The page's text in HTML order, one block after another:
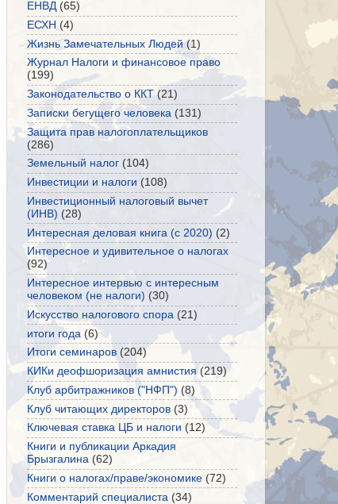
ЕНВД (65)
ЕСХН (4)
Жизнь Замечательных Людей (1)
Журнал Налоги и финансовое право
(199)
Законодательство о ККТ (21)
Записки бегущего человека (131)
Защита прав налогоплательщиков
(286)
Земельный налог (104)
Инвестиции и налоги (108)
Инвестиционный налоговый вычет
(ИНВ) (28)
Интересная деловая книга (с 2020) (2)
Интересное и удивительное о налогах
(92)
Интересное интервью с интересным
человеком (не налоги) (30)
Искусство налогового спора (21)
итоги года (6)
Итоги семинаров (204)
КИКи деофшоризация амнистия (219)
Клуб арбитражников ("НФП") (8)
Клуб читающих директоров (3)
Ключевая ставка ЦБ и налоги (12)
Книги и публикации Аркадия
Брызгалина (62)
Книги о налогах/праве/экономике (72)
Комментарий специалиста (34)